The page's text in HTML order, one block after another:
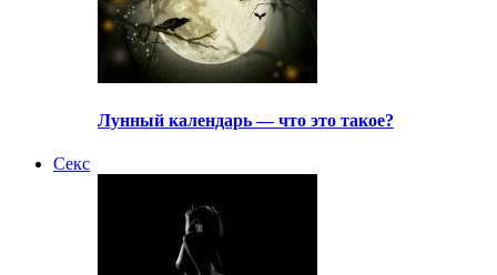
Лунный календарь — что это такое?
Секс